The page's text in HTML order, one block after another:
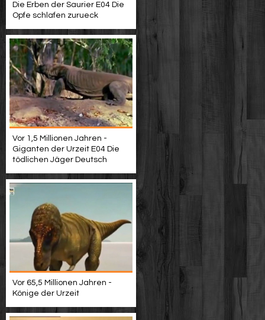
Die Erben der Saurier E04 Die
Opfe schlafen zurueck
Vor 1,5 Millionen Jahren -
Giganten der Urzeit E04 Die
tödlichen Jäger Deutsch
Vor 65,5 Millionen Jahren -
Könige der Urzeit